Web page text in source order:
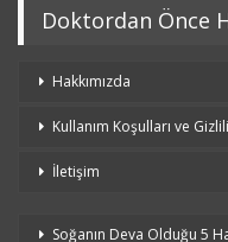
Doktordan Önce
Hakkımızda
Kullanım Koşulları ve
İletişim
Soğanın Deva Olduğu 5